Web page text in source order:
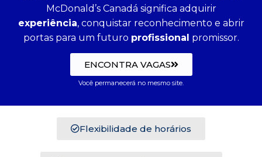
McDonald’s Canadá significa adquirir
experiência, conquistar reconhecimento e abrir
portas para um futuro profissional promissor.
ENCONTRA VAGAS
Você permanecerá no mesmo site.
Flexibilidade de horários